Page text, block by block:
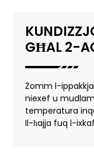
GĦAL 2-
Żomm l-
niexef u
temperatura
Il-ħajja fuq l-